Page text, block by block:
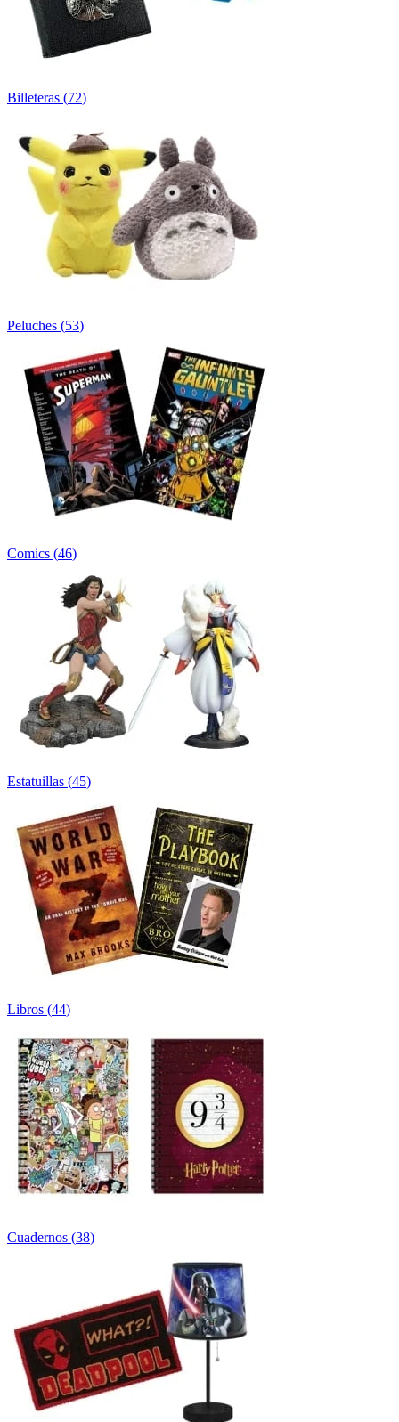
Billeteras (72)
Peluches (53)
Comics (46)
Estatuillas (45)
Libros (44)
Cuadernos (38)